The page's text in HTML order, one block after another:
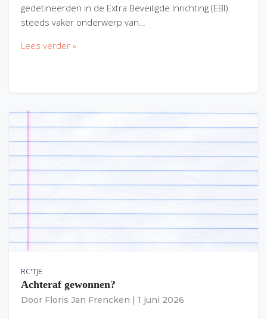
gedetineerden in de Extra Beveiligde Inrichting (EBI)
steeds vaker onderwerp van…
Lees verder »
RC'TJE
Achteraf gewonnen?
Door Floris Jan Frencken 1 juni 2026